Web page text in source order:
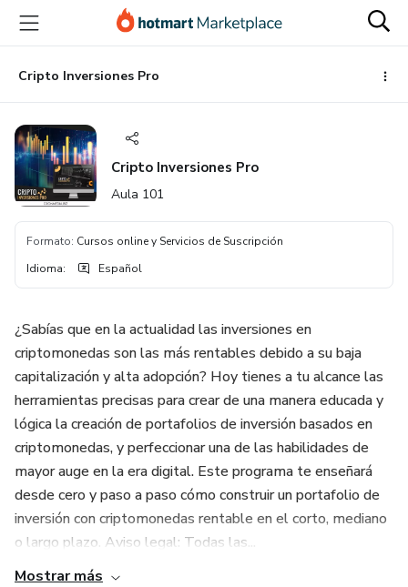
principal
página
de
página
Cripto Inversiones Pro
Cripto Inversiones Pro
Aula 101
Formato: Cursos online y Servicios de Suscripción
Idioma: Español
¿Sabías que en la actualidad las inversiones en
criptomonedas son las más rentables debido a su baja
capitalización y alta adopción? Hoy tienes a tu alcance las
herramientas precisas para crear de una manera educada y
lógica la creación de portafolios de inversión basados en
criptomonedas, y perfeccionar una de las habilidades de
mayor auge en la era digital. Este programa te enseñará
desde cero y paso a paso cómo construir un portafolio de
inversión con criptomonedas rentable en el corto, mediano
o largo plazo. Aviso legal: Todas las...
Mostrar más